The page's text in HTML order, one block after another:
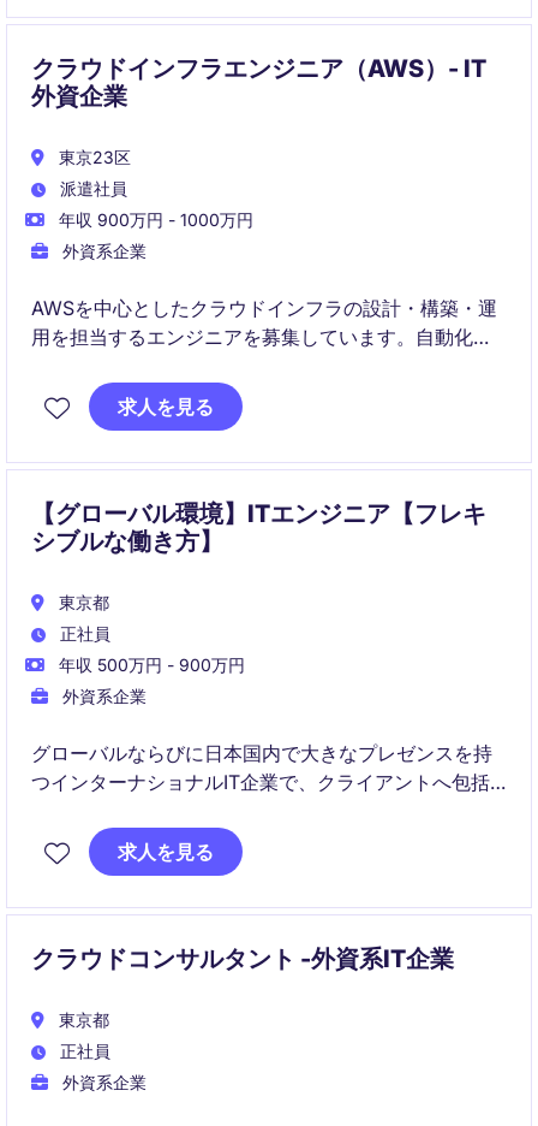
クラウドインフラエンジニア（AWS）- IT
外資企業
東京23区
派遣社員
年収 900万円 - 1000万円
外資系企業
AWSを中心としたクラウドインフラの設計・構築・運
用を担当するエンジニアを募集しています。自動化や
アーキテクチャを実現する役割で
求人を見る
【グローバル環境】ITエンジニア【フレキ
シブルな働き方】
東京都
正社員
年収 500万円 - 900万円
外資系企業
グローバルならびに日本国内で大きなプレゼンスを持
つインターナショナルIT企業で、クライアントへ​包括
ております。求人を見る
クラウドコンサルタント -外資系IT企業
東京都
正社員
外資系企業